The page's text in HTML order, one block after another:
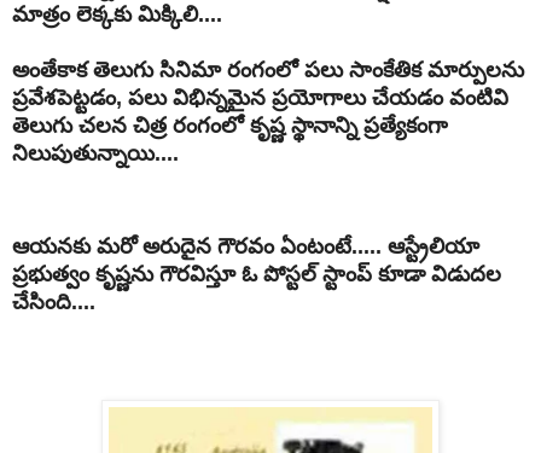
మాత్రం లెక్కకు మిక్కిలి....
అంతేకాక తెలుగు సినిమా రంగంలో పలు సాంకేతిక మార్పులను
ప్రవేశపెట్టడం, పలు విభిన్నమైన ప్రయోగాలు చేయడం వంటివి
తెలుగు చలన చిత్ర రంగంలో కృష్ణ స్థానాన్ని ప్రత్యేకంగా
నిలుపుతున్నాయి....
ఆయనకు మరో అరుదైన గౌరవం ఏంటంటే..... ఆస్ట్రేలియా
ప్రభుత్వం కృష్ణను గౌరవిస్తూ ఓ పోస్టల్ స్టాంప్ కూడా విడుదల
చేసింది....